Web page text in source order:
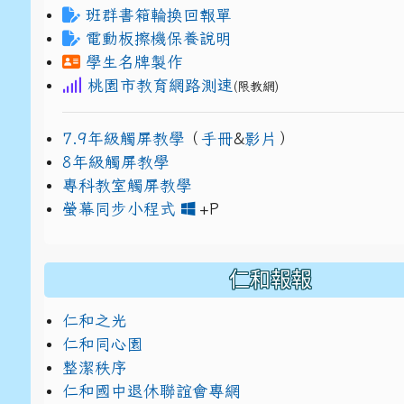
班群書箱輪換回報單
電動板擦機保養說明
學生名牌製作
桃園市教育網路測速 (限教網)
7.9年級觸屏教學 （ 手冊&影片 ）
8年級觸屏教學
專科教室觸屏教學
螢幕同步小程式
+Plink to https://
link to https://
仁和報報
仁和之光
仁和同心園
整潔秩序
仁和國中退休聯誼會專網